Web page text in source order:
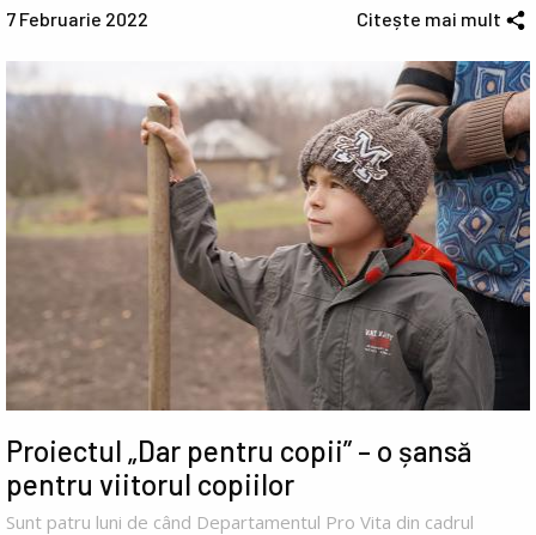
7 Februarie 2022 Citește mai mult
Proiectul „Dar pentru copii” – o șansă
pentru viitorul copiilor
Sunt patru luni de când Departamentul Pro Vita din cadrul